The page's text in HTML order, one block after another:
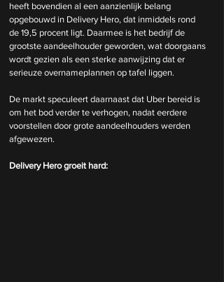
heeft bovendien al een aanzienlijk belang
opgebouwd in Delivery Hero, dat inmiddels rond
de 19,5 procent ligt. Daarmee is het bedrijf de
grootste aandeelhouder geworden, wat doorgaans
wordt gezien als een sterke aanwijzing dat er
serieuze overnameplannen op tafel liggen.
De markt speculeert daarnaast dat Uber bereid is
om het bod verder te verhogen, nadat eerdere
voorstellen door grote aandeelhouders werden
afgewezen.
Delivery Hero groeit hard: